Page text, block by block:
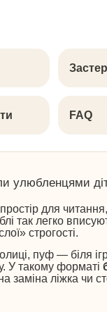
FAQ
улюбленцями
для читання,
так легко
строгості.
пуф — біля
У такому форматі
заміна ліжка чи